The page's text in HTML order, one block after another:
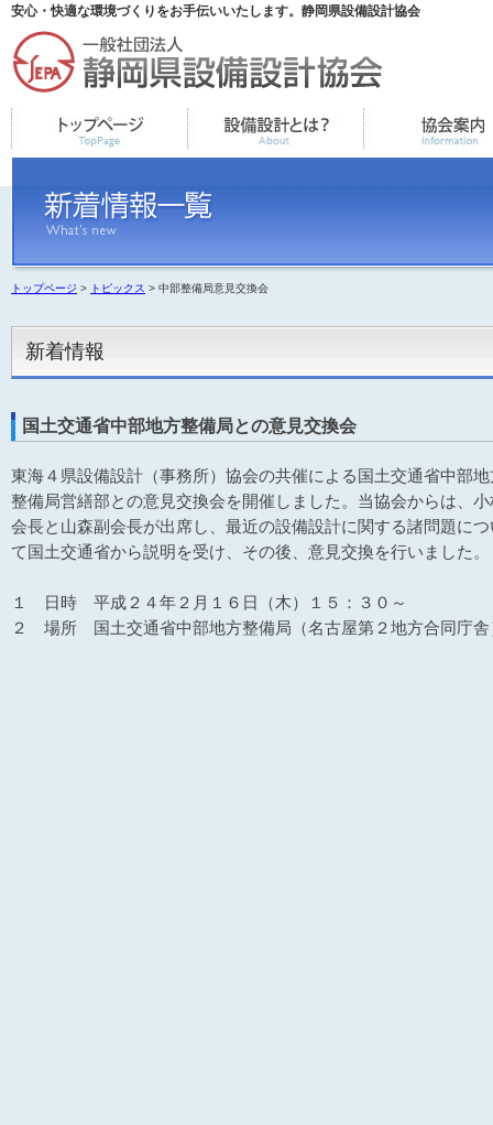
安心・快適な環境づくりをお手伝いいたします。静岡県設備設計協会
トップページ > トピックス > 中部整備局意見交換会
新着情報
国土交通省中部地方整備局との意見交換会
東海４県設備設計（事務所）協会の共催による国土交通省中部地
整備局営繕部との意見交換会を開催しました。当協会からは、小
会長と山森副会長が出席し、最近の設備設計に関する諸問題につ
て国土交通省から説明を受け、その後、意見交換を行いました。
１ 日時 平成２４年２月１６日（木）１５：３０～
２ 場所 国土交通省中部地方整備局（名古屋第２地方合同庁舎